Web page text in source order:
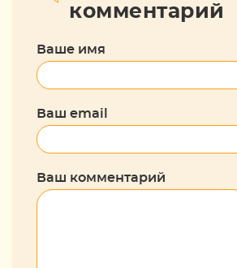
комментарий
Ваше имя
Ваш email
Ваш комментарий